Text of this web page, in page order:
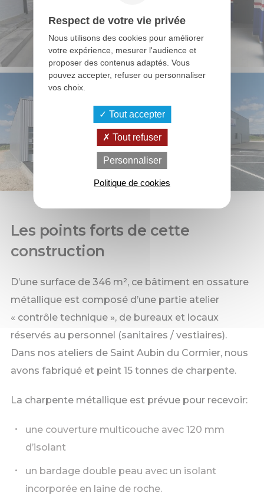
Les points forts de cette
construction
D’une surface de 346 m², ce bâtiment en ossature
métallique est composé d’une partie atelier
« contrôle technique », de bureaux et locaux
réservés au personnel (sanitaires / vestiaires).
Dans nos ateliers de Saint Aubin du Cormier, nous
avons fabriqué et peint 15 tonnes de charpente.
La charpente métallique est prévue pour recevoir:
une couverture multicouche avec 120 mm
d’isolant
un bardage double peau avec un isolant
incorporée en laine de roche.
Respect de votre vie privée
Nous utilisons des cookies pour améliorer
votre expérience, mesurer l'audience et
proposer des contenus adaptés. Vous
pouvez accepter, refuser ou personnaliser
vos choix.
Tout accepter
Tout refuser
Personnaliser
Politique de cookies